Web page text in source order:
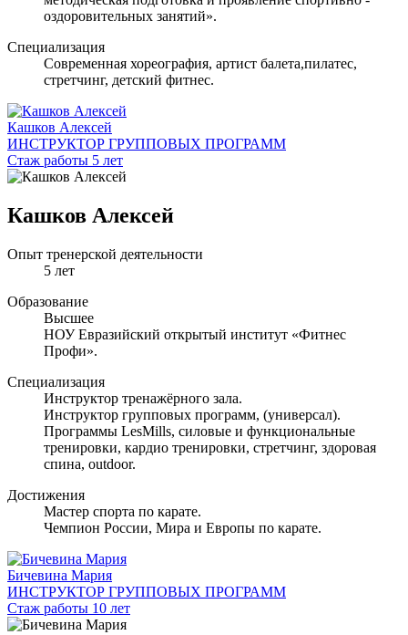
оздоровительных занятий».
Специализация
Современная хореография, артист балета,пилатес,
стретчинг, детский фитнес.
Кашков Алексей
ИНСТРУКТОР ГРУППОВЫХ ПРОГРАММ
Стаж работы 5 лет
Кашков Алексей
Опыт тренерской деятельности
5 лет
Образование
Высшее
НОУ Евразийский открытый институт «Фитнес
Профи».
Специализация
Инструктор тренажёрного зала.
Инструктор групповых программ, (универсал).
Программы LesMills, силовые и функциональные
тренировки, кардио тренировки, стретчинг, здоровая
спина, outdoor.
Достижения
Мастер спорта по карате.
Чемпион России, Мира и Европы по карате.
Бичевина Мария
ИНСТРУКТОР ГРУППОВЫХ ПРОГРАММ
Стаж работы 10 лет